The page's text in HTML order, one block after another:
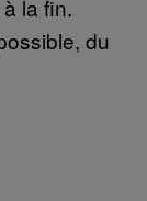
la fin.
du